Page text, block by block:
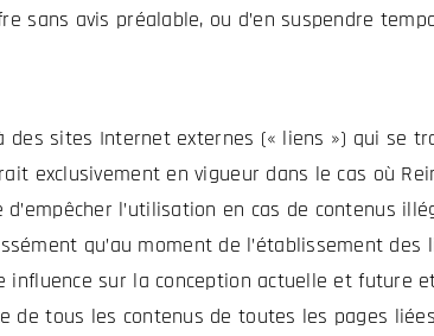
sans avis préalable, ou d’en suspendre
sites Internet externes (« liens ») qui se
exclusivement en vigueur dans le cas où
l’utilisation en cas de contenus
qu’au moment de l’établissement
influence sur la conception actuelle et
de tous les contenus de toutes les pages